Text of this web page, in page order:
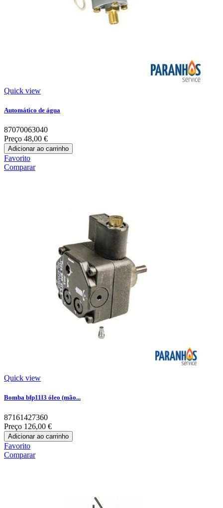
Quick view
Automático de água
87070063040
Preço 48,00 €
Adicionar ao carrinho
Favorito
Comparar
Quick view
Bomba bfp11l3 óleo (mão...
87161427360
Preço 126,00 €
Adicionar ao carrinho
Favorito
Comparar